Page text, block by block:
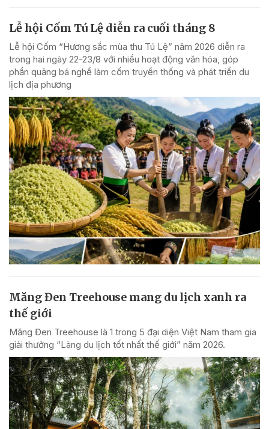
Lễ hội Cốm Tú Lệ diễn ra cuối tháng 8
Lễ hội Cốm “Hương sắc mùa thu Tú Lệ” năm 2026 diễn ra
trong hai ngày 22-23/8 với nhiều hoạt động văn hóa, góp
phần quảng bá nghề làm cốm truyền thống và phát triển du
lịch địa phương
Măng Đen Treehouse mang du lịch xanh ra
thế giới
Măng Đen Treehouse là 1 trong 5 đại diện Việt Nam tham gia
giải thưởng “Làng du lịch tốt nhất thế giới” năm 2026.